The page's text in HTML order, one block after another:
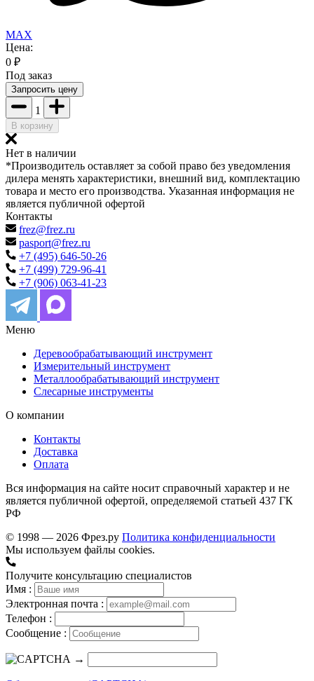
MAX
Цена:
0 ₽
Под заказ
Запросить цену
1
В корзину
Нет в наличии
*Производитель оставляет за собой право без уведомления
дилера менять характеристики, внешний вид, комплектацию
товара и место его производства. Указанная информация не
является публичной офертой
Контакты
frez@frez.ru
pasport@frez.ru
+7 (495) 646-50-26
+7 (499) 729-96-41
+7 (906) 063-41-23
Меню
Деревообрабатывающий инструмент
Измерительный инструмент
Металлообрабатывающий инструмент
Слесарные инструменты
О компании
Контакты
Доставка
Оплата
Вся информация на сайте носит справочный характер и не
является публичной офертой, определяемой статьей 437 ГК
РФ
© 1998 — 2026 Фрез.ру Политика конфиденциальности
Мы используем файлы cookies.
Получите консультацию специалистов
Имя :
Электронная почта :
Телефон :
Сообщение :
→